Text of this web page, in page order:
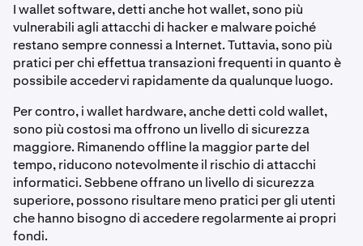
I wallet software, detti anche hot wallet, sono più
vulnerabili agli attacchi di hacker e malware poiché
restano sempre connessi a Internet. Tuttavia, sono più
pratici per chi effettua transazioni frequenti in quanto è
possibile accedervi rapidamente da qualunque luogo.
Per contro, i wallet hardware, anche detti cold wallet,
sono più costosi ma offrono un livello di sicurezza
maggiore. Rimanendo offline la maggior parte del
tempo, riducono notevolmente il rischio di attacchi
informatici. Sebbene offrano un livello di sicurezza
superiore, possono risultare meno pratici per gli utenti
che hanno bisogno di accedere regolarmente ai propri
fondi.